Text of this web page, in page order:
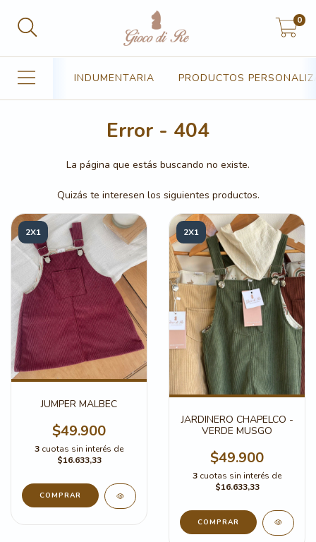
0
INDUMENTARIA PRODUCTOS
Error - 404
La página que estás buscando no existe.
Quizás te interesen los siguientes productos.
2X1
JUMPER MALBEC
$49.900
3 cuotas sin interés de
$16.633,33
COMPRAR
2X1
JARDINERO CHAPELCO -
VERDE MUSGO
$49.900
3 cuotas sin interés de
$16.633,33
COMPRAR